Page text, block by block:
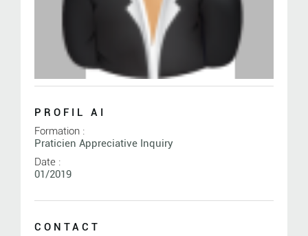
PROFIL AI
Formation :
Praticien Appreciative Inquiry
Date :
01/2019
CONTACT